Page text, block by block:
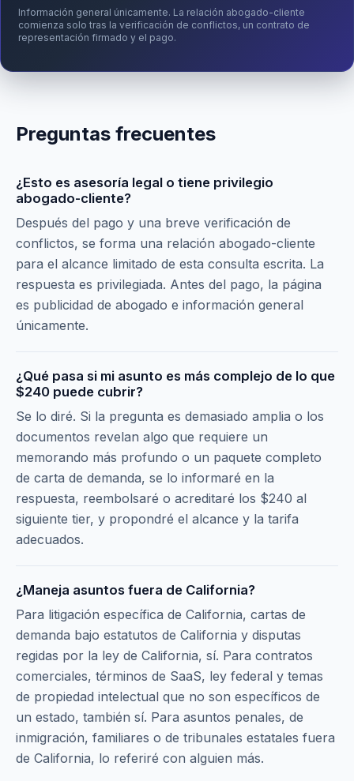
Información general únicamente. La relación abogado-cliente
comienza solo tras la verificación de conflictos, un contrato de
representación firmado y el pago.
Preguntas frecuentes
¿Esto es asesoría legal o tiene privilegio
abogado-cliente?
Después del pago y una breve verificación de
conflictos, se forma una relación abogado-cliente
para el alcance limitado de esta consulta escrita. La
respuesta es privilegiada. Antes del pago, la página
es publicidad de abogado e información general
únicamente.
¿Qué pasa si mi asunto es más complejo de lo que
$240 puede cubrir?
Se lo diré. Si la pregunta es demasiado amplia o los
documentos revelan algo que requiere un
memorando más profundo o un paquete completo
de carta de demanda, se lo informaré en la
respuesta, reembolsaré o acreditaré los $240 al
siguiente tier, y propondré el alcance y la tarifa
adecuados.
¿Maneja asuntos fuera de California?
Para litigación específica de California, cartas de
demanda bajo estatutos de California y disputas
regidas por la ley de California, sí. Para contratos
comerciales, términos de SaaS, ley federal y temas
de propiedad intelectual que no son específicos de
un estado, también sí. Para asuntos penales, de
inmigración, familiares o de tribunales estatales fuera
de California, lo referiré con alguien más.